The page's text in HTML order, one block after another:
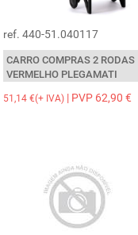
Cozem lenta, lentamente,
mim...
ref. 440-51.040117
CARRO COMPRAS 2 RODAS
VERMELHO PLEGAMATI
51,14 €(+ IVA)| PVP 62,90 €